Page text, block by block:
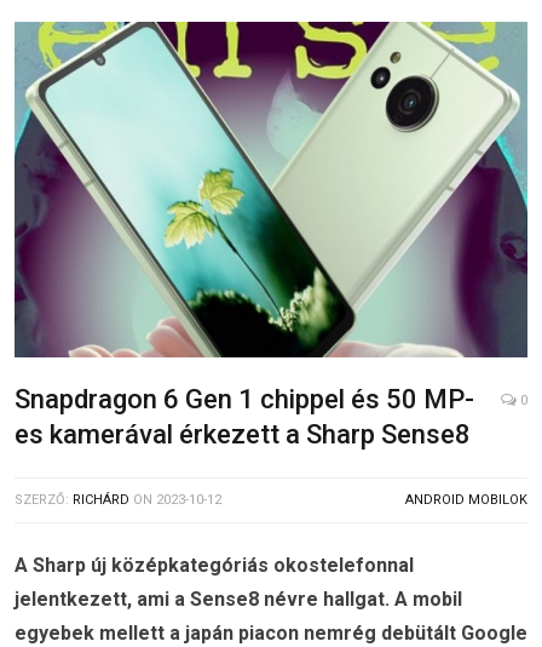
Snapdragon 6 Gen 1 chippel és 50 MP-
es kamerával érkezett a Sharp Sense8
0
SZERZŐ: RICHÁRD ON 2023-10-12 ANDROID MOBILOK
A Sharp új középkategóriás okostelefonnal
jelentkezett, ami a Sense8 névre hallgat. A mobil
egyebek mellett a japán piacon nemrég debütált Google